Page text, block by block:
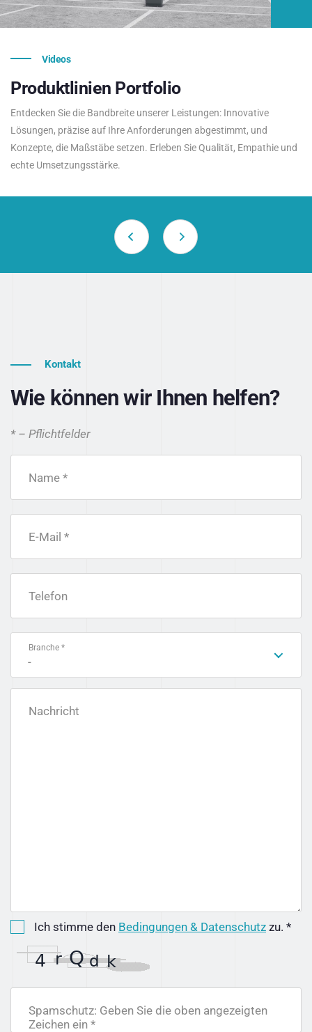
Videos
Produktlinien Portfolio
Entdecken Sie die Bandbreite unserer Leistungen: Innovative
Lösungen, präzise auf Ihre Anforderungen abgestimmt, und
Konzepte, die Maßstäbe setzen. Erleben Sie Qualität, Empathie und
echte Umsetzungsstärke.
Kontakt
Wie können wir Ihnen helfen?
* – Pflichtfelder
Name *
E-Mail *
Telefon
Branche *
-
Nachricht
Ich stimme den Bedingungen & Datenschutz zu. *
Spamschutz: Geben Sie die oben angezeigten
Zeichen ein *